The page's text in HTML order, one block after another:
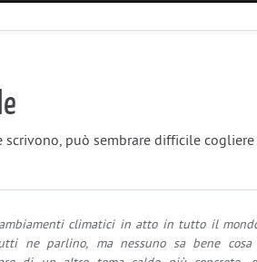
può sembrare difficile
climatici in atto in tutto il
ne parlino, ma nessuno sa bene